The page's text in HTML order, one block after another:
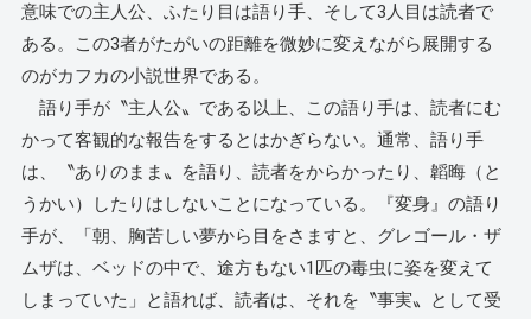
意味での主人公、ふたり目は語り手、そして3人目は読者で
ある。この3者がたがいの距離を微妙に変えながら展開する
のがカフカの小説世界である。
語り手が〝主人公〟である以上、この語り手は、読者にむ
かって客観的な報告をするとはかぎらない。通常、語り手
は、〝ありのまま〟を語り、読者をからかったり、韜晦（と
うかい）したりはしないことになっている。『変身』の語り
手が、「朝、胸苦しい夢から目をさますと、グレゴール・ザ
ムザは、ベッドの中で、途方もない1匹の毒虫に姿を変えて
しまっていた」と語れば、読者は、それを〝事実〟として受